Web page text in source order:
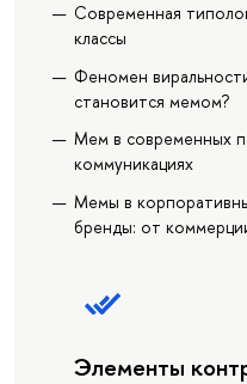
Современная
классы
Феномен
становится мемом?
Мем в современных
коммуникациях
Мемы в
бренды: от
Элементы